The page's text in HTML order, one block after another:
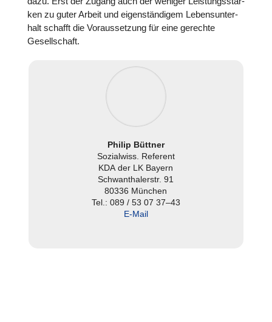
ken zu guter Arbeit und eigen­stän­di­gem Lebens­un­ter­
halt schafft die Vor­aus­set­zung für eine gerechte
Gesell­schaft.
Philip Büttner
Sozi­al­wiss. Referent
KDA der LK Bayern
Schwan­tha­ler­str. 91
80336 München
Tel.: 089 / 53 07 37–43
E‑Mail